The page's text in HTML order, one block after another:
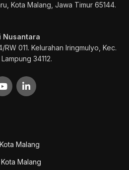
Kota Malang, Jawa Timur 65144.
Nusantara
RW 011. Kelurahan Iringmulyo, Kec.
34112.
Malang
Malang